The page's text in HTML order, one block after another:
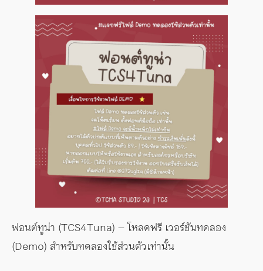
ฟอนต์ทูน่า (TCS4Tuna) – โหลดฟรี เวอร์ชันทดลอง
(Demo) สำหรับทดลองใช้ส่วนตัวเท่านั้น